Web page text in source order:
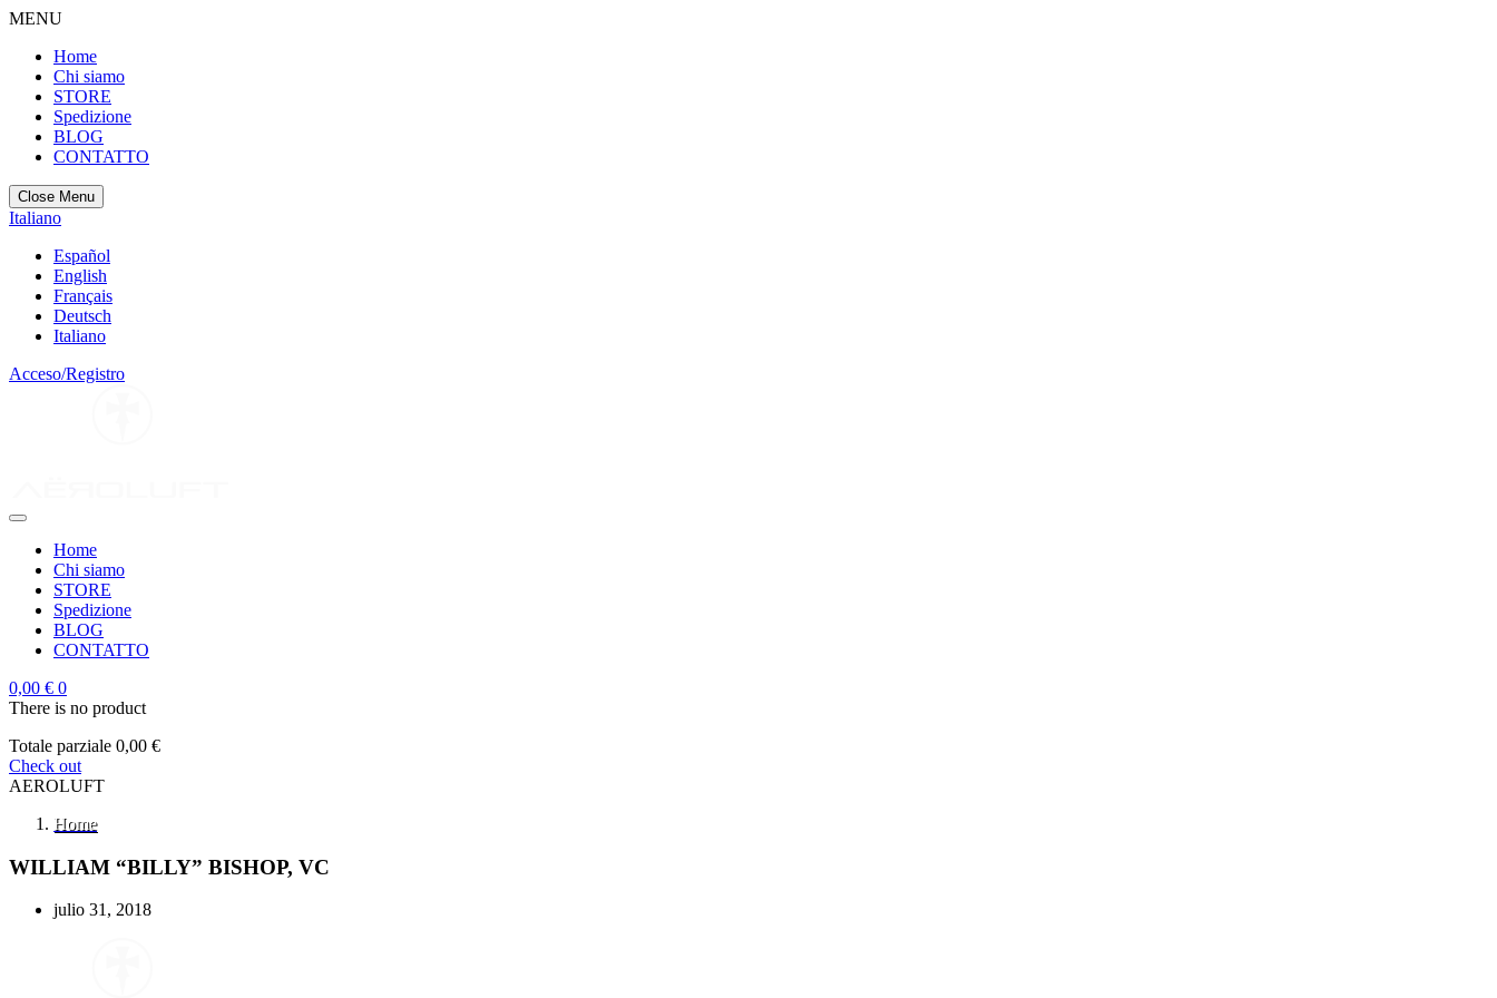
MENU
Home
Chi siamo
STORE
Spedizione
BLOG
CONTATTO
Close Menu
Italiano
Español
English
Français
Deutsch
Italiano
Acceso/Registro
Home
Chi siamo
STORE
Spedizione
BLOG
CONTATTO
0,00 € 0
There is no product
Totale parziale 0,00 €
Check out
AEROLUFT
Home
WILLIAM “BILLY” BISHOP, VC
julio 31, 2018